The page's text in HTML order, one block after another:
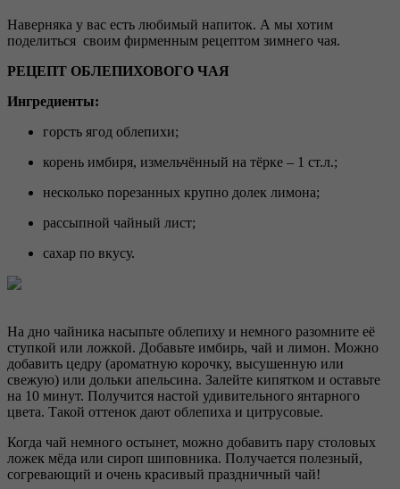
Наверняка у вас есть любимый напиток. А мы хотим
поделиться своим фирменным рецептом зимнего чая.
РЕЦЕПТ ОБЛЕПИХОВОГО ЧАЯ
Ингредиенты:
горсть ягод облепихи;
корень имбиря, измельчённый на тёрке – 1 ст.л.;
несколько порезанных крупно долек лимона;
рассыпной чайный лист;
сахар по вкусу.
На дно чайника насыпьте облепиху и немного разомните её
ступкой или ложкой. Добавьте имбирь, чай и лимон. Можно
добавить цедру (ароматную корочку, высушенную или
свежую) или дольки апельсина. Залейте кипятком и оставьте
на 10 минут. Получится настой удивительного янтарного
цвета. Такой оттенок дают облепиха и цитрусовые.
Когда чай немного остынет, можно добавить пару столовых
ложек мёда или сироп шиповника. Получается полезный,
согревающий и очень красивый праздничный чай!